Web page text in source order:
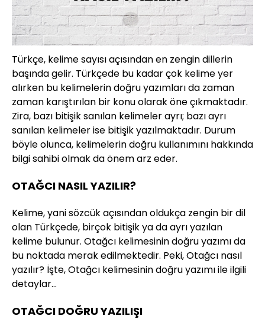
Türkçe, kelime sayısı açısından en zengin dillerin
başında gelir. Türkçede bu kadar çok kelime yer
alırken bu kelimelerin doğru yazımları da zaman
zaman karıştırılan bir konu olarak öne çıkmaktadır.
Zira, bazı bitişik sanılan kelimeler ayrı; bazı ayrı
sanılan kelimeler ise bitişik yazılmaktadır. Durum
böyle olunca, kelimelerin doğru kullanımını hakkında
bilgi sahibi olmak da önem arz eder.
OTAĞCI NASIL YAZILIR?
Kelime, yani sözcük açısından oldukça zengin bir dil
olan Türkçede, birçok bitişik ya da ayrı yazılan
kelime bulunur. Otağcı kelimesinin doğru yazımı da
bu noktada merak edilmektedir. Peki, Otağcı nasıl
yazılır? İşte, Otağcı kelimesinin doğru yazımı ile ilgili
detaylar…
OTAĞCI DOĞRU YAZILIŞI